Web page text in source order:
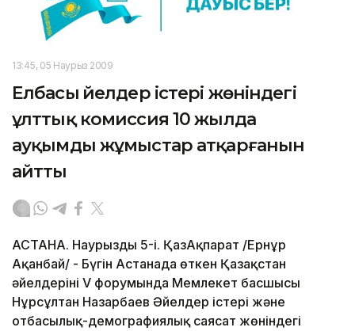
13:45, 05 Наурыз 2009
Елбасы Әйелдер істері жөніндегі
ұлттық комиссия 10 жылда
ауқымды жұмыстар атқарғанын
айтты
АСТАНА. Наурыздың 5-і. ҚазАқпарат /Ернұр
Ақанбай/ - Бүгін Астанада өткен Қазақстан
әйелдерінің V форумында Мемлекет басшысы
Нұрсұлтан Назарбаев Әйелдер істері және
отбасылық-демографиялық саясат жөніндегі